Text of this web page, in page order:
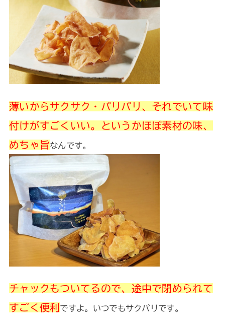
薄いからサクサク・パリパリ、それでいて味
付けがすごくいい。というかほぼ素材の味、
めちゃ旨なんです。
チャックもついてるので、途中で閉められて
すごく便利 ですよ。いつでもサクパリです。